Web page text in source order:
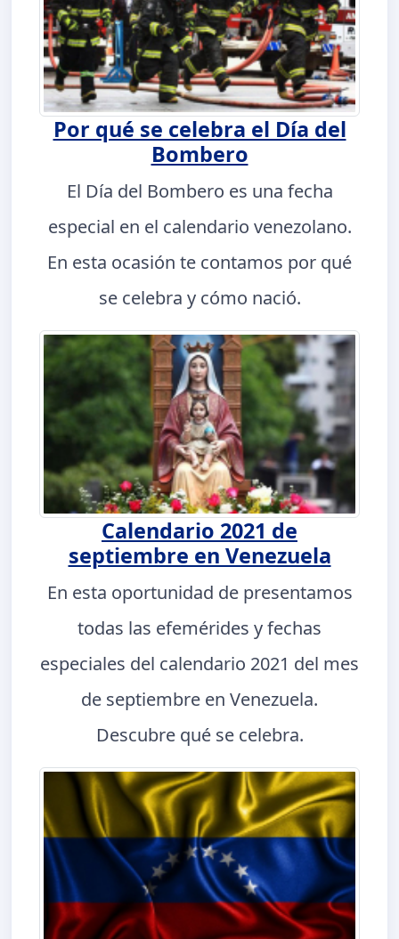
Por qué se celebra el Día del
Bombero
El Día del Bombero es una fecha
especial en el calendario venezolano.
En esta ocasión te contamos por qué
se celebra y cómo nació.
Calendario 2021 de
septiembre en Venezuela
En esta oportunidad de presentamos
todas las efemérides y fechas
especiales del calendario 2021 del mes
de septiembre en Venezuela.
Descubre qué se celebra.